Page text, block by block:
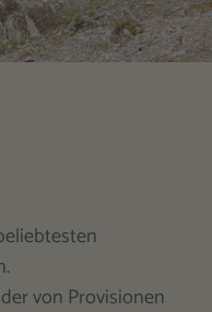
von Provisionen